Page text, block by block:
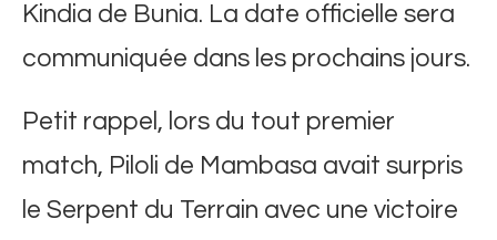
Kindia de Bunia. La date officielle sera
communiquée dans les prochains jours.
Petit rappel, lors du tout premier
match, Piloli de Mambasa avait surpris
le Serpent du Terrain avec une victoire